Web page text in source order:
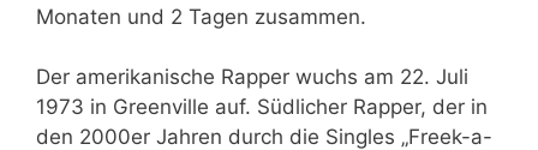
Monaten und 2 Tagen zusammen.
Der amerikanische Rapper wuchs am 22. Juli
1973 in Greenville auf. Südlicher Rapper, der in
den 2000er Jahren durch die Singles „Freek-a-